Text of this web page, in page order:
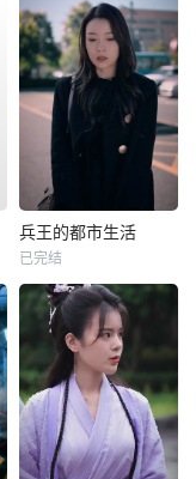
兵王的都市生活
已完结